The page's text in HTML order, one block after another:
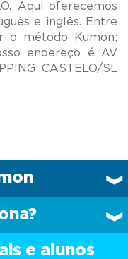
Aqui oferecemos
e inglês. Entre
o método Kumon;
endereço é AV
CASTELO/SL
e alunos